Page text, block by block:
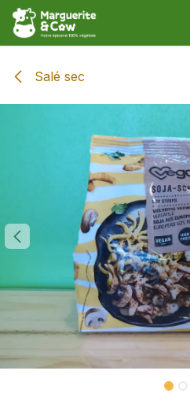
Se rendre au contenu
Salé sec